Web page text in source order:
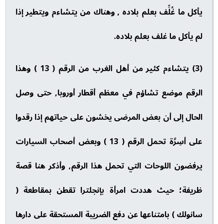
يأكل ما غُلِّف بعلم بلاده , وهناك من يتشاءم ويتطير إذا
لم يأكل ما غلف بعلم بلاده.
(3) يتشاءم كثير من أهل الغرب من الرقم ( 13 ) وهذا
الرقم موضع تشاؤم في معظم أقطار أوروبا, حتى وصل
الحال إلى أن بعض المرضى يخشون على حياتهم إذا رقدوا
على أسِرَّة تحمل الرقم ( 13 ) وبعض أصحاب السيارات
يرفضون اللوحات التي تحمل هذا الرقم, وأذكر هنا قصة
ظريفة؛ حيث هددت امرأة بإنجلترا تقطن بمقاطعة (
سانولك ) بامتناعها عن دفع الضريبة المستحقة على دارها